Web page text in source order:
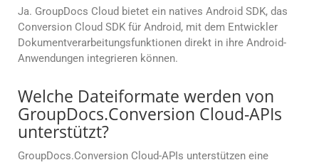
Ja. GroupDocs Cloud bietet ein natives Android SDK, das
Conversion Cloud SDK für Android, mit dem Entwickler
Dokumentverarbeitungsfunktionen direkt in ihre Android-
Anwendungen integrieren können.
Welche Dateiformate werden von
GroupDocs.Conversion Cloud-APIs
unterstützt?
GroupDocs.Conversion Cloud-APIs unterstützen eine